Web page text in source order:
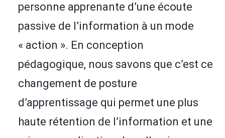
personne apprenante d’une écoute
passive de l’information à un mode
« action ». En conception
pédagogique, nous savons que c’est ce
changement de posture
d’apprentissage qui permet une plus
haute rétention de l’information et une